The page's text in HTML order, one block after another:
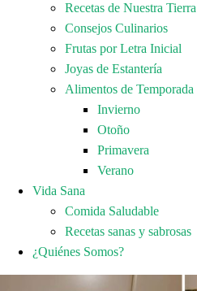
Recetas de Nuestra Tierra
Consejos Culinarios
Frutas por Letra Inicial
Joyas de Estantería
Alimentos de Temporada
Invierno
Otoño
Primavera
Verano
Vida Sana
Comida Saludable
Recetas sanas y sabrosas
¿Quiénes Somos?